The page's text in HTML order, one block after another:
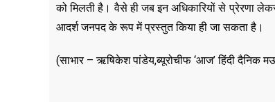
को मिलती है। वैसे ही जब इन अधिकारियों से प्रेरणा
आदर्श जनपद के रूप में प्रस्तुत किया ही जा सकता है।
(साभार – ऋषिकेश पांडेय,ब्यूरोचीफ ‘आज’ हिंदी दैनिक